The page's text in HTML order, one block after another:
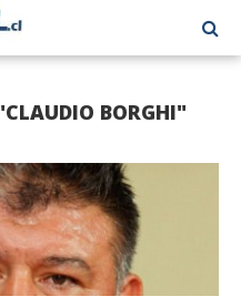
BORGHI"